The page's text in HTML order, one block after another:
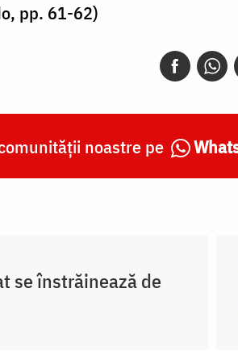
pp. 61-62)
noastre pe
se înstrăinează de